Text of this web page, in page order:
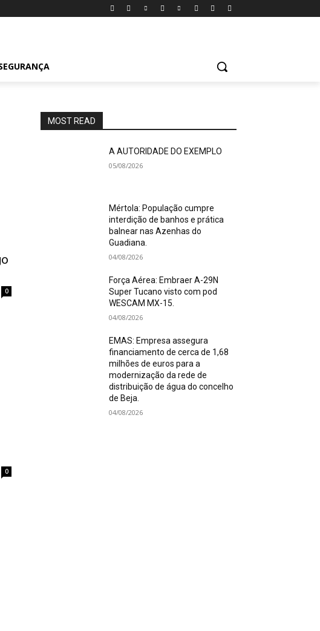
0
0
MOST READ
A AUTORIDADE DO EXEMPLO
05/08/2026
Mértola: População cumpre
interdição de banhos e prática
balnear nas Azenhas do
Guadiana.
04/08/2026
Força Aérea: Embraer A-29N
Super Tucano visto com pod
WESCAM MX-15.
04/08/2026
EMAS: Empresa assegura
financiamento de cerca de 1,68
milhões de euros para a
modernização da rede de
distribuição de água do concelho
de Beja.
04/08/2026